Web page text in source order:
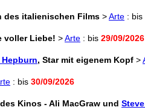
des italienischen Films >Arte : bis
voller Liebe! >Arte : bis 29/09/2026
, Star mit eigenem Kopf >
: bis 30/09/2026
Kinos - Ali MacGraw und